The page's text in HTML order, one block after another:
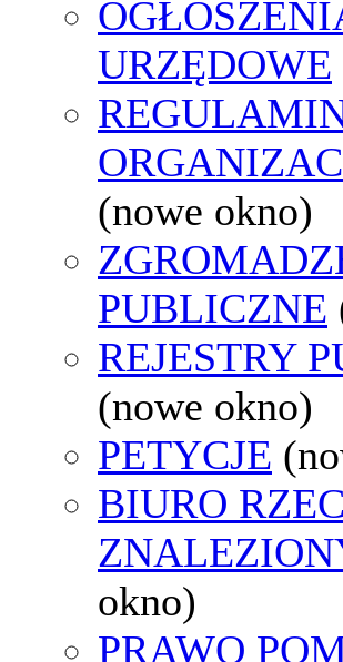
URZĘDOWE
(nowe okno)
PUBLICZNE
REJESTRY
(nowe okno)
PETYCJE
BIURO
okno)
PRAWO